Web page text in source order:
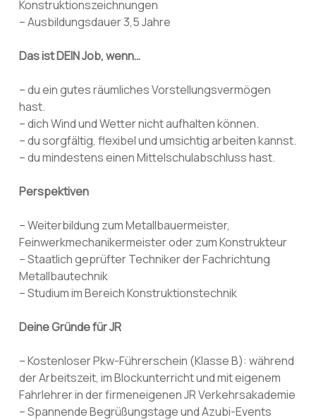
Konstruktionszeichnungen
– Ausbildungsdauer 3,5 Jahre
Das ist DEIN Job, wenn…
– du ein gutes räumliches Vorstellungsvermögen
hast.
– dich Wind und Wetter nicht aufhalten können.
– du sorgfältig, flexibel und umsichtig arbeiten kannst.
– du mindestens einen Mittelschulabschluss hast.
Perspektiven
– Weiterbildung zum Metallbauermeister,
Feinwerkmechanikermeister oder zum Konstrukteur
– Staatlich geprüfter Techniker der Fachrichtung
Metallbautechnik
– Studium im Bereich Konstruktionstechnik
Deine Gründe für JR
– Kostenloser Pkw-Führerschein (Klasse B): während
der Arbeitszeit, im Blockunterricht und mit eigenem
Fahrlehrer in der firmeneigenen JR Verkehrsakademie
– Spannende Begrüßungstage und Azubi-Events